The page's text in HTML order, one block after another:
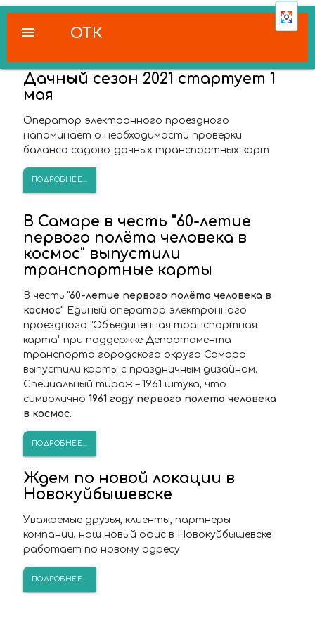
ОТК
menu
Дачный сезон 2021 стартует 1
мая
Оператор электронного проездного
напоминает о необходимости проверки
баланса садово-дачных транспортных карт
ПОДРОБНЕЕ...
В Самаре в честь "60-летие
первого полёта человека в
космос" выпустили
транспортные карты
В честь "60-летие первого полёта человека в
космос" Единый оператор электронного
проездного "Объединенная транспортная
карта" при поддержке Департамента
транспорта городского округа Самара
выпустили карты с праздничным дизайном.
Специальный тираж – 1961 штука, что
символично 1961 году первого полета человека
в космос.
ПОДРОБНЕЕ...
Ждем по новой локации в
Новокуйбышевске
Уважаемые друзья, клиенты, партнеры
компании, наш новый офис в Новокуйбышевске
работает по новому адресу
ПОДРОБНЕЕ...